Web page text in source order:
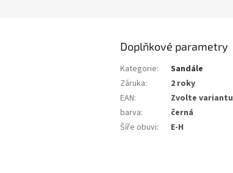
Doplňkové parametry
Kategorie:
Sandále
Záruka:
2 roky
EAN:
Zvolte variantu
barva:
černá
Šíře obuvi: E-H